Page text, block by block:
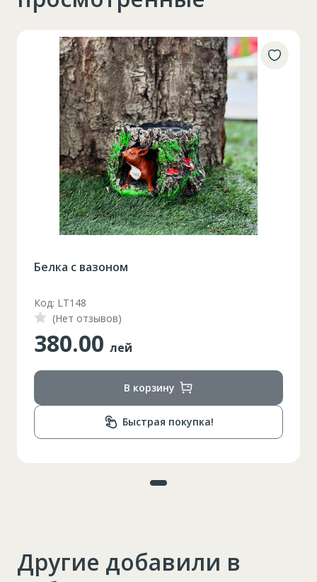
Белка с вазоном
Код: LT148
(Нет отзывов)
380.00 лей
В корзину
Быстрая покупка!
Другие добавили в